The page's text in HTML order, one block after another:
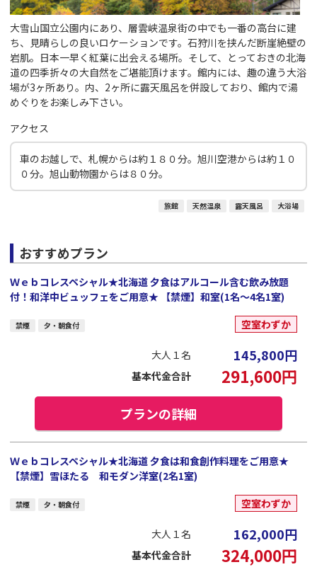
大雪山国立公園内にあり、層雲峡温泉街の中でも一番の高台に建
ち、見晴らしの良いロケーションです。石狩川を挟んだ断崖絶壁の
岩肌。日本一早く紅葉に出会える場所。そして、とっておきの北海
道の四季折々の大自然をご堪能頂けます。館内には、趣の違う大浴
場が3ヶ所あり。内、2ヶ所に露天風呂を併設しており、館内で湯
めぐりをお楽しみ下さい。
アクセス
車のお越しで、札幌からは約１８０分。旭川空港からは約１０
０分。旭山動物園からは８０分。
旅館 天然温泉 露天風呂 大浴場
おすすめプラン
Ｗｅｂコレスペシャル★北海道 夕食はアルコール含む飲み放題
付！和洋中ビュッフェをご用意★ 【禁煙】和室(1名～4名1室)
禁煙 夕・朝食付 空室わずか
大人１名 145,800円
基本代金合計 291,600円
プランの詳細
Ｗｅｂコレスペシャル★北海道 夕食は和食創作料理をご用意★
【禁煙】雪ほたる 和モダン洋室(2名1室)
禁煙 夕・朝食付 空室わずか
大人１名 162,000円
基本代金合計 324,000円